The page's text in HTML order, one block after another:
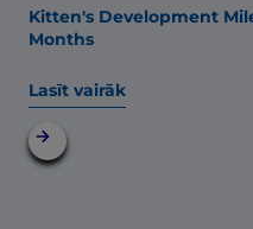
Kitten's Development
Months
Lasīt vairāk